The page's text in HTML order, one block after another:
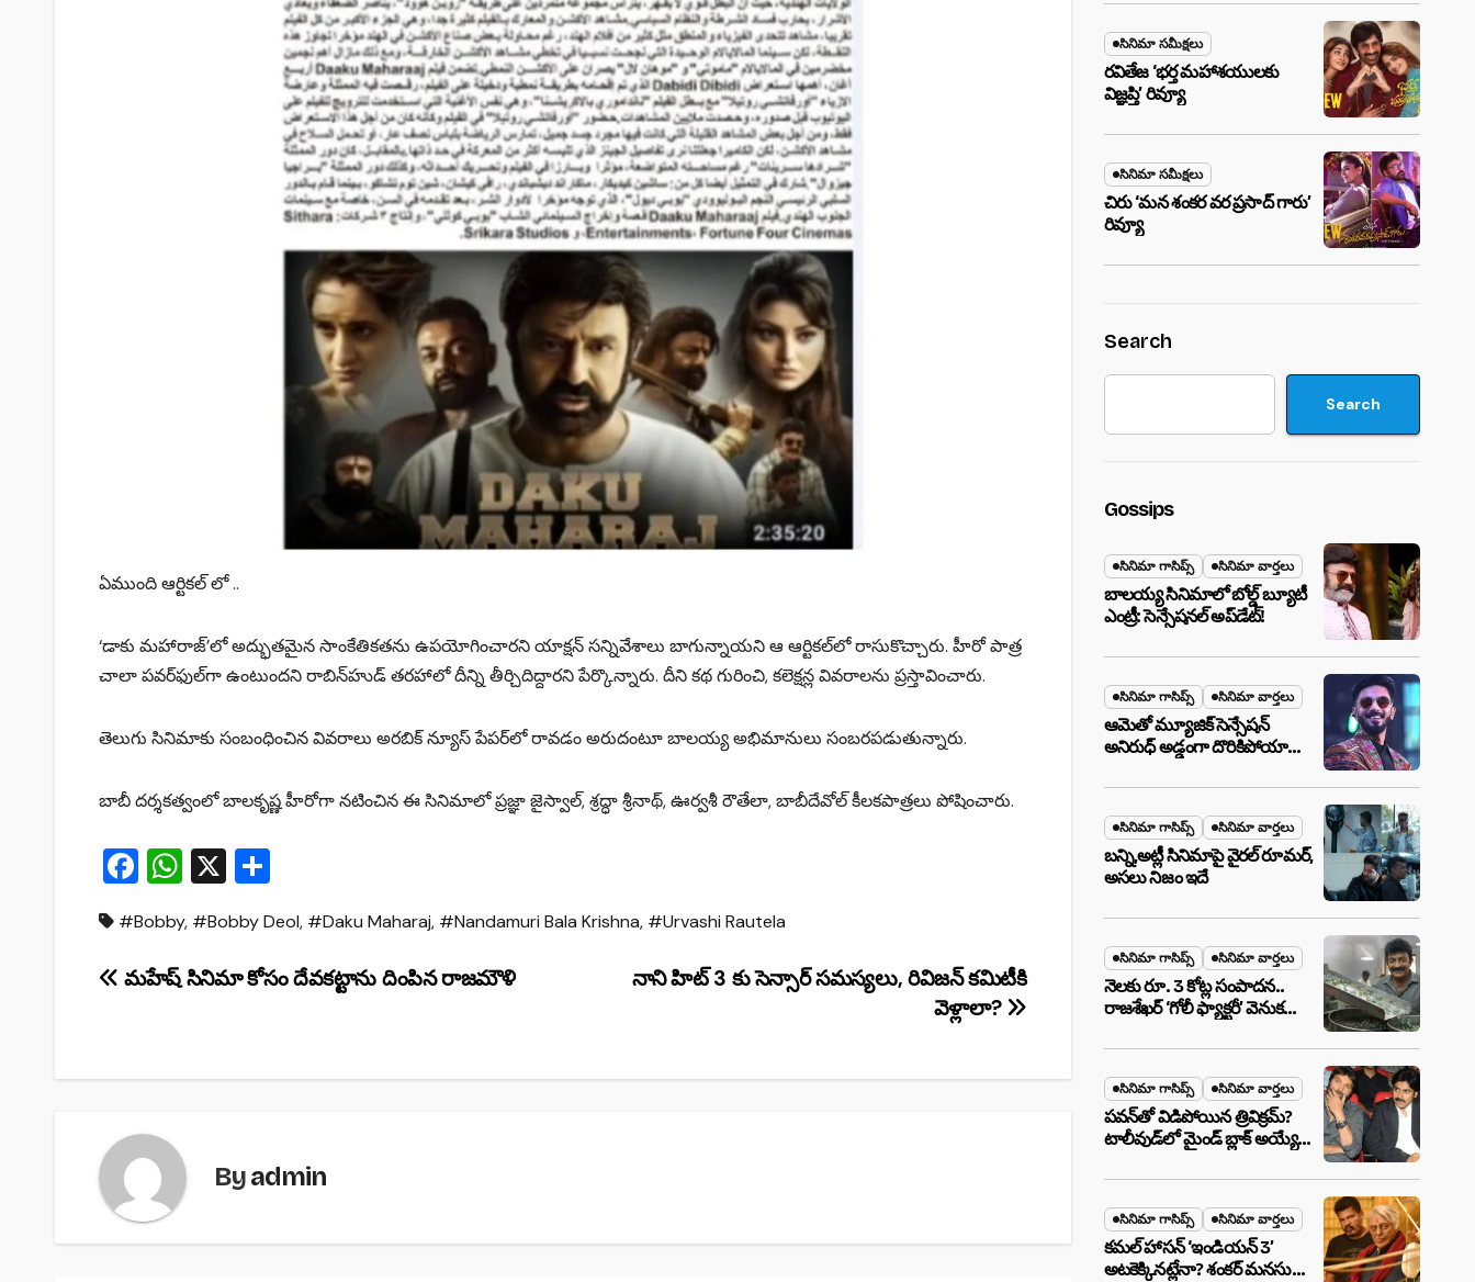
ఏముంది ఆర్టికల్ లో ..
‘డాకు మహారాజ్‌’లో అద్భుతమైన సాంకేతికతను ఉపయోగించారని యాక్షన్‌ సన్నివేశాలు బాగున్నాయని ఆ ఆర్టికల్‌లో రాసుకొచ్చారు. హీరో పాత్ర
చాలా పవర్‌ఫుల్‌గా ఉంటుందని రాబిన్‌హుడ్‌ తరహాలో దీన్ని తీర్చిదిద్దారని పేర్కొన్నారు. దీని కథ గురించి, కలెక్షన్ల వివరాలను ప్రస్తావించారు.
తెలుగు సినిమాకు సంబంధించిన వివరాలు అరబిక్‌ న్యూస్‌ పేపర్‌లో రావడం అరుదంటూ బాలయ్య అభిమానులు సంబరపడుతున్నారు.
బాబీ దర్శకత్వంలో బాలకృష్ణ హీరోగా నటించిన ఈ సినిమాలో ప్రజ్ఞా జైస్వాల్‌, శ్రద్ధా శ్రీనాథ్‌, ఊర్వశీ రౌతేలా, బాబీదేవోల్‌ కీలకపాత్రలు పోషించారు.
F
c
e
o
W
at
s
p
X
ar
e
#Bobby, #Bobby Deol, #Daku Maharaj, #Nandamuri Bala Krishna, #Urvashi Rautela
Post
నాని హిట్ 3 కు సెన్సార్ సమస్యలు, రివిజన్ కమిటీకి
వెళ్లాలా?
మహేష్ సినిమా కోసం దేవకట్టాను దింపిన రాజమౌళి
Byadmin
సినిమా సమీక్షలు
రవితేజ ‘భర్త మహాశయులకు
విజ్ఞప్తి’ రివ్యూ
సినిమా సమీక్షలు
చిరు ‘మ‌న శంక‌ర వ‌ర ప్ర‌సాద్ గారు’
రివ్యూ
Search
Search
Gossips
సినిమా గాసిప్స్ సినిమా వార్తలు
బాలయ్య సినిమాలో బోల్డ్ బ్యూటీ
ఎంట్రీ: సెన్సేషనల్ అప్‌డేట్!
సినిమా గాసిప్స్ సినిమా వార్తలు
ఆమెతో మ్యూజిక్ సెన్సేషన్
అనిరుధ్ అడ్డంగా దొరికిపోయారా?
మేటర్!
సినిమా గాసిప్స్ సినిమా వార్తలు
బన్ని,అట్లీ సినిమాపై వైరల్ రూమర్,
అసలు నిజం ఇదే
సినిమా గాసిప్స్ సినిమా వార్తలు
నెలకు రూ. 3 కోట్ల సంపాదన..
రాజశేఖర్ ‘గోలీ ఫ్యాక్టరీ’ వెనుక
సినిమా గాసిప్స్ సినిమా వార్తలు
పవన్‌తో విడిపోయిన త్రివిక్రమ్?
టాలీవుడ్‌లో మైండ్ బ్లాక్ అయ్యే
సినిమా గాసిప్స్ సినిమా వార్తలు
కమల్ హాసన్ ‘ఇండియన్ 3’
అటకెక్కినట్లేనా? శంకర్ మనసులో